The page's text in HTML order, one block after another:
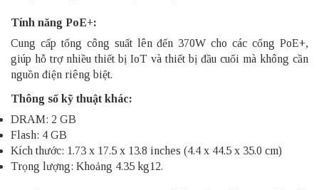
Tính năng PoE+:
Cung cấp tổng công suất lên đến 370W cho các cổng PoE+,
giúp hỗ trợ nhiều thiết bị IoT và thiết bị đầu cuối mà không cần
nguồn điện riêng biệt.
Thông số kỹ thuật khác:
DRAM: 2 GB
Flash: 4 GB
Kích thước: 1.73 x 17.5 x 13.8 inches (4.4 x 44.5 x 35.0 cm)
Trọng lượng: Khoảng 4.35 kg12.